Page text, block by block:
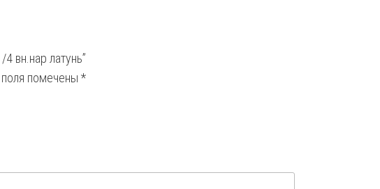
вн.нар латунь”
помечены *